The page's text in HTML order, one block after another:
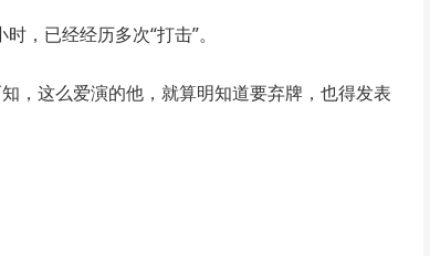
，已经经历多次“打击”。
，这么爱演的他，就算明知道要弃牌，也得发表